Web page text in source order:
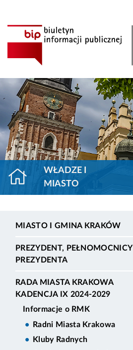
WŁADZE I
MIASTO
MIASTO I GMINA KRAKÓW
PREZYDENT, PEŁNOMOCNICY
PREZYDENTA
RADA MIASTA KRAKOWA
KADENCJA IX 2024-2029
Informacje o RMK
Radni Miasta Krakowa
Kluby Radnych